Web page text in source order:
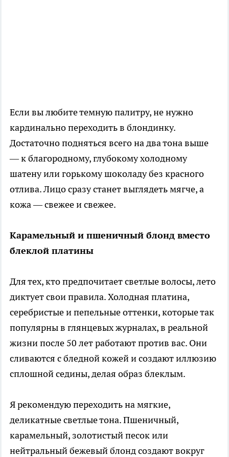
Если вы любите темную палитру, не нужно
кардинально переходить в блондинку.
Достаточно подняться всего на два тона выше
— к благородному, глубокому холодному
шатену или горькому шоколаду без красного
отлива. Лицо сразу станет выглядеть мягче, а
кожа — свежее и свежее.
Карамельный и пшеничный блонд вместо
блеклой платины
Для тех, кто предпочитает светлые волосы, лето
диктует свои правила. Холодная платина,
серебристые и пепельные оттенки, которые так
популярны в глянцевых журналах, в реальной
жизни после 50 лет работают против вас. Они
сливаются с бледной кожей и создают иллюзию
сплошной седины, делая образ блеклым.
Я рекомендую переходить на мягкие,
деликатные светлые тона. Пшеничный,
карамельный, золотистый песок или
нейтральный бежевый блонд создают вокруг